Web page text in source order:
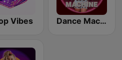
Vibes Dance Machine